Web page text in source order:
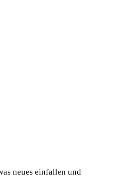
neues einfallen und